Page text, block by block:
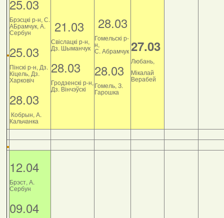
25.03
Брэсцкі р-н, С.
АБрамчук, А.
Сербун
25.03
Пінскі р-н, Дз.
Кіцель, Дз.
Харковіч
28.03
Кобрын, А.
Кальчанка
21.03
Свіслацкі р-н,
Дз. Шыманчук
28.03
Гродзенскі р-н,
Дз. Вінчэўскі
28.03
Гомельскі р-
н,
С. Абрамчук
28.03
Гомель, З.
Гарошка
27.03
Любань,
Мікалай
Верабей
12.04
Брэст, А.
Сербун
09.04